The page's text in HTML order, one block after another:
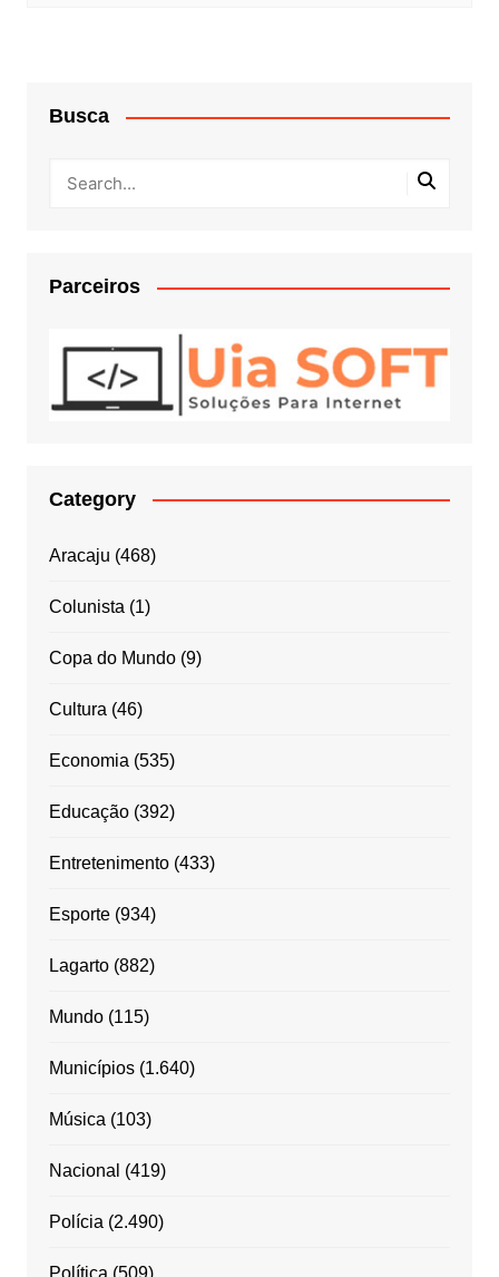
Busca
Parceiros
Category
Aracaju (468)
Colunista (1)
Copa do Mundo(9)
Cultura (46)
Economia (535)
Educação(392)
Entretenimento(433)
Esporte(934)
Lagarto(882)
Mundo(115)
Municípios(1.640)
Música (103)
Nacional (419)
Polícia (2.490)
Política (509)